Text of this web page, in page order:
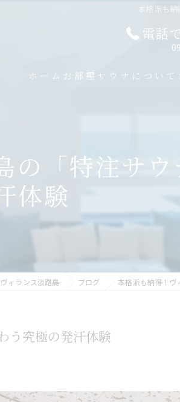
本格派も
電話
ホーム お部屋 サウナについて
の「特注サ
体験
ィランス淡路島 ブログ 本格派も納得！ヴ
う究極の発汗体験